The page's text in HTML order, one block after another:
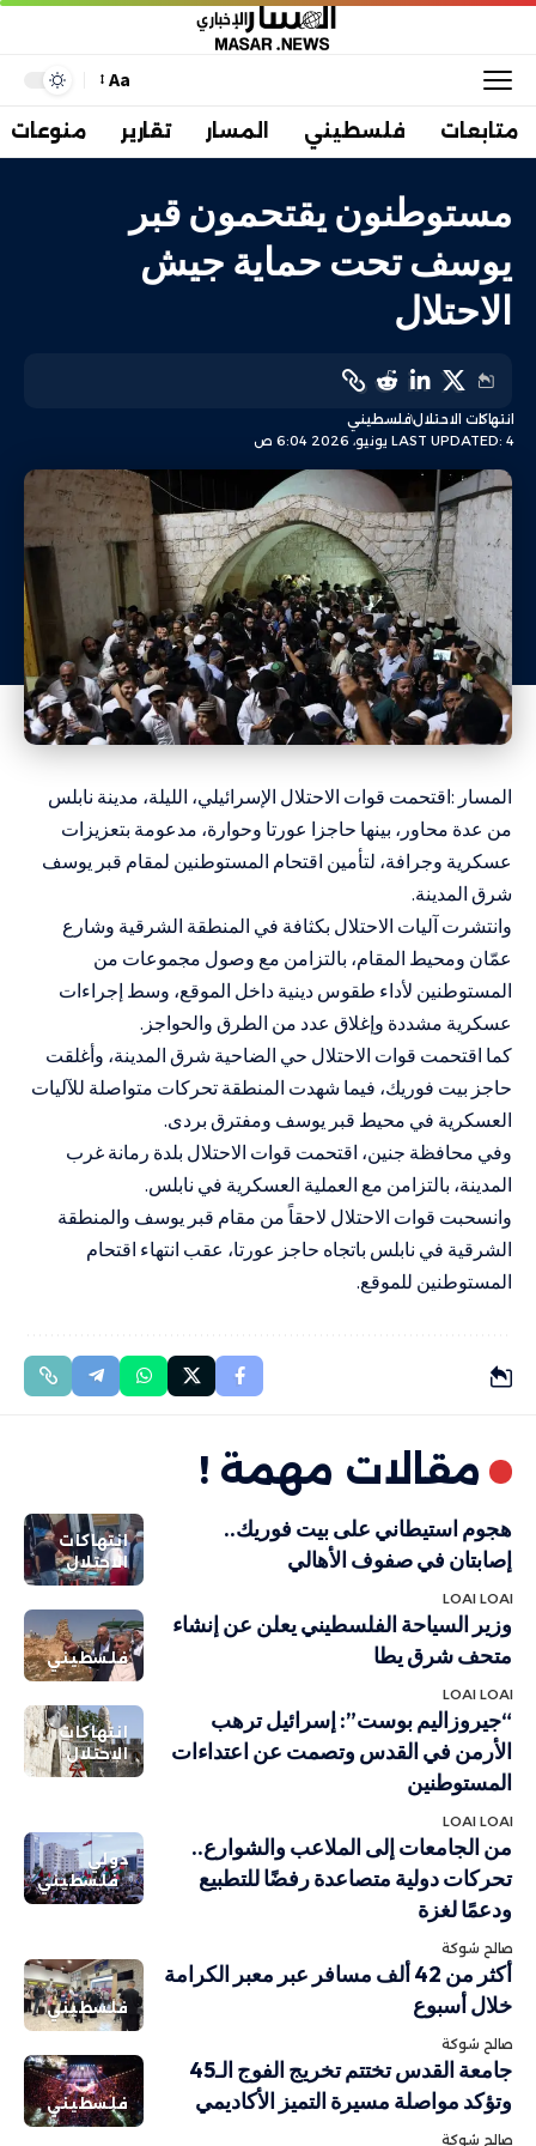
Aa
متابعات فلسطيني المسار تقارير منوعات
مستوطنون يقتحمون قبر
يوسف تحت حماية جيش
الاحتلال
LAST UPDATED: 4 يونيو، 2026 6:04 ص
انتهاكات الاحتلالفلسطيني
المسار :اقتحمت قوات الاحتلال الإسرائيلي، الليلة، مدينة نابلس
من عدة محاور، بينها حاجزا عورتا وحوارة، مدعومة بتعزيزات
عسكرية وجرافة، لتأمين اقتحام المستوطنين لمقام قبر يوسف
شرق المدينة.
وانتشرت آليات الاحتلال بكثافة في المنطقة الشرقية وشارع
عمّان ومحيط المقام، بالتزامن مع وصول مجموعات من
المستوطنين لأداء طقوس دينية داخل الموقع، وسط إجراءات
عسكرية مشددة وإغلاق عدد من الطرق والحواجز.
كما اقتحمت قوات الاحتلال حي الضاحية شرق المدينة، وأغلقت
حاجز بيت فوريك، فيما شهدت المنطقة تحركات متواصلة للآليات
العسكرية في محيط قبر يوسف ومفترق بردى.
وفي محافظة جنين، اقتحمت قوات الاحتلال بلدة رمانة غرب
المدينة، بالتزامن مع العملية العسكرية في نابلس.
وانسحبت قوات الاحتلال لاحقاً من مقام قبر يوسف والمنطقة
الشرقية في نابلس باتجاه حاجز عورتا، عقب انتهاء اقتحام
المستوطنين للموقع.
مقالات مهمة !
انتهاكات
الاحتلال
هجوم استيطاني على بيت فوريك..
إصابتان في صفوف الأهالي
LOAI LOAI
فلسطيني
وزير السياحة الفلسطيني يعلن عن إنشاء
متحف شرق يطا
LOAI LOAI
انتهاكات
الاحتلال
“جيروزاليم بوست”: إسرائيل ترهب
الأرمن في القدس وتصمت عن اعتداءات
المستوطنين
LOAI LOAI
دولي
فلسطيني
من الجامعات إلى الملاعب والشوارع..
تحركات دولية متصاعدة رفضًا للتطبيع
ودعمًا لغزة
صالح شوكة
فلسطيني
أكثر من 42 ألف مسافر عبر معبر الكرامة
خلال أسبوع
صالح شوكة
فلسطيني
جامعة القدس تختتم تخريج الفوج الـ45
وتؤكد مواصلة مسيرة التميز الأكاديمي
صالح شوكة